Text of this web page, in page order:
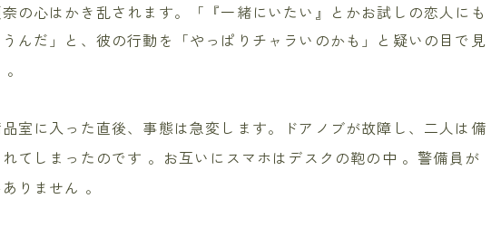
の心はかき乱されます。「『一緒にいたい』とかお試しの恋人にも
んだ」と、彼の行動を「やっぱりチャラいのかも」と疑いの目で見
。
室に入った直後、事態は急変します。ドアノブが故障し、二人は備
てしまったのです 。お互いにスマホはデスクの鞄の中 。警備員が
りません 。